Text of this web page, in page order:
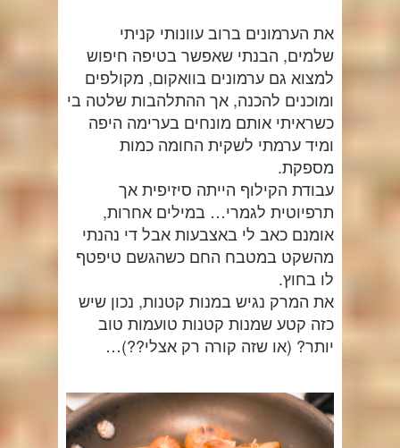
את הערמונים ברוב עוונותי קניתי
שלמים, הבנתי שאפשר בטיפה חיפוש
למצוא גם ערמונים בוואקום, מקולפים
ומוכנים להכנה, אך ההתלהבות שלטה בי
כשראיתי אותם מונחים בערימה היפה
ומיד ערמתי לשקית החומה כמות
מספקת.
עבודת הקילוף הייתה סיזיפית אך
תרפיוטית לגמרי… במילים אחרות,
אומנם כאב לי באצבעות אבל די נהנתי
מהשקט במטבח החם כשהגשם טיפטף
לו בחוץ.
את המרק נגיש במנות קטנות, נכון שיש
כזה קטע שמנות קטנות טועמות טוב
יותר? (או שזה קורה רק אצלי??)…